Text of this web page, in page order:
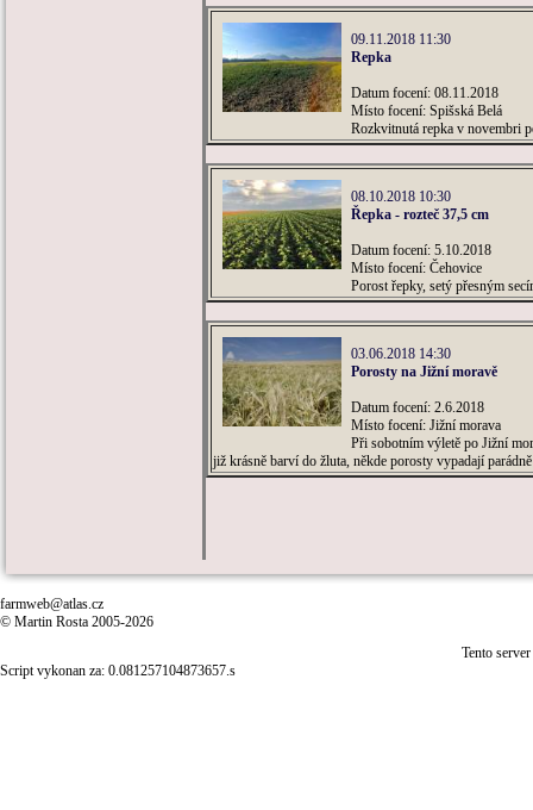
09.11.2018 11:30
Repka
Datum focení: 08.11.2018
Místo focení: Spišská Belá
Rozkvitnutá repka v novembri
08.10.2018 10:30
Řepka - rozteč 37,5 cm
Datum focení: 5.10.2018
Místo focení: Čehovice
Porost řepky, setý přesným
03.06.2018 14:30
Porosty na Jižní moravě
Datum focení: 2.6.2018
Místo focení: Jižní morava
Při sobotním výletě po Jižní
již krásně barví do žluta, někde porosty vypadají
farmweb@atlas.cz
© Martin Rosta 2005-2026
Tento
Script vykonan za: 0.081257104873657.s